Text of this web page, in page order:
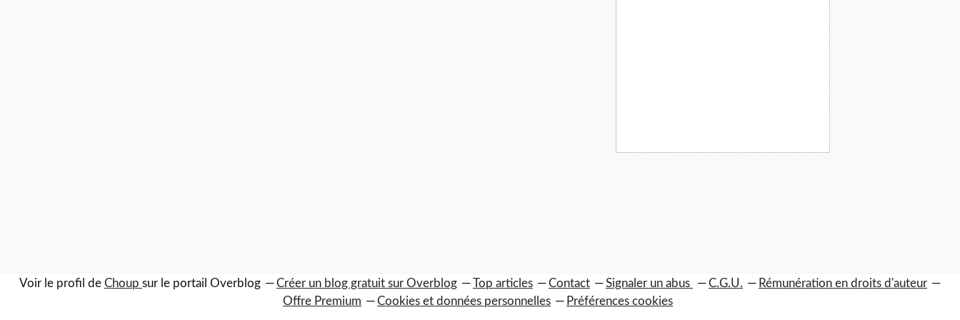
Voir le profil de Choup sur le portail Overblog Créer un blog gratuit sur Overblog Top articles Contact Signaler un abus C.G.U.
Rémunération en droits d'auteur
Offre Premium
Cookies et données personnelles Préférences cookies